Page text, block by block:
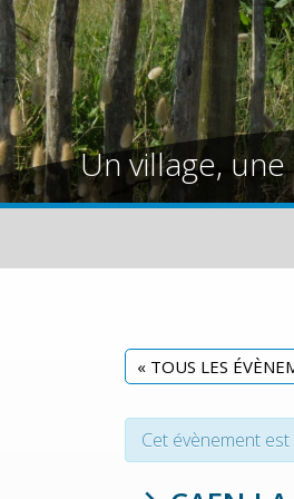
Un village,
« TOUS LES
Cet évènement est